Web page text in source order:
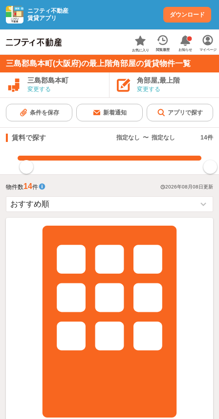
ニフティ不動産
賃貸アプリ
ダウンロード
お気に入り 閲覧履歴 お知らせ マイページ
三島郡島本町(大阪府)の最上階角部屋の賃貸物件一覧
三島郡島本町
変更する
角部屋,最上階
変更する
条件を保存 新着通知 アプリで探す
賃料で探す 指定なし 〜 指定なし 14件
物件数14件 2026年08月08日更新